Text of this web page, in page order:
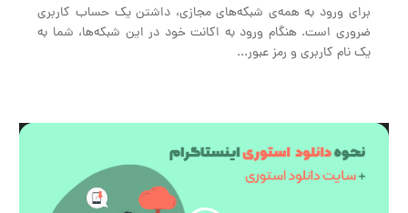
برای ورود به همه‌ی شبکه‌های مجازی، داشتن یک حساب کاربری
ضروری است. هنگام ورود به اکانت خود در این شبکه‌ها، شما به
یک نام کاربری و رمز عبور...
نمایشگر
ویدیو